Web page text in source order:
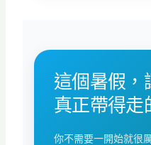
這個暑假，
真正帶得走
你不需要一開始就很